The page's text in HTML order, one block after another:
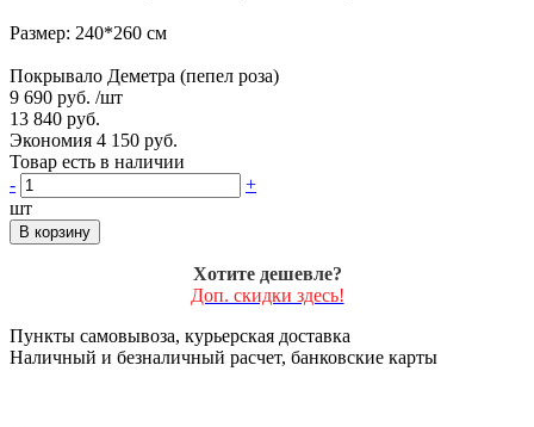
Размер: 240*260 см
Покрывало Деметра (пепел роза)
9 690 руб. /шт
13 840 руб.
Экономия 4 150 руб.
Товар есть в наличии
-
+
шт
В корзину
Хотите дешевле?
Доп. скидки здесь!
Пункты самовывоза, курьерская доставка
Наличный и безналичный расчет, банковские карты